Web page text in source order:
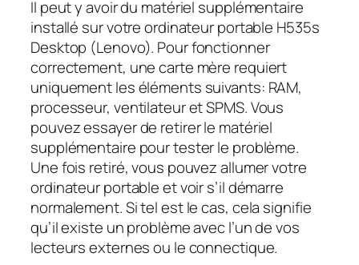
Il peut y avoir du matériel supplémentaire
installé sur votre ordinateur portable H535s
Desktop (Lenovo). Pour fonctionner
correctement, une carte mère requiert
uniquement les éléments suivants: RAM,
processeur, ventilateur et SPMS. Vous
pouvez essayer de retirer le matériel
supplémentaire pour tester le problème.
Une fois retiré, vous pouvez allumer votre
ordinateur portable et voir s’il démarre
normalement. Si tel est le cas, cela signifie
qu’il existe un problème avec l’un de vos
lecteurs externes ou le connectique.